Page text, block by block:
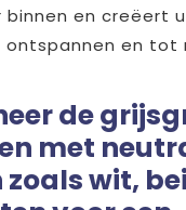
binnen en creëert
ontspannen en tot
de
met
wit,